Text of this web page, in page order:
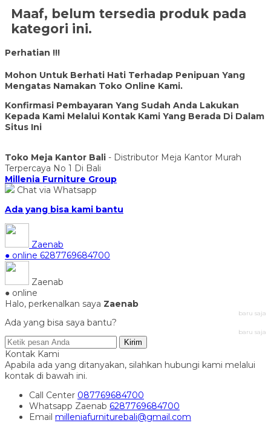
Maaf, belum tersedia produk pada
kategori ini.
Perhatian !!!
Mohon Untuk Berhati Hati Terhadap Penipuan Yang
Mengatas Namakan Toko Online Kami.
Konfirmasi Pembayaran Yang Sudah Anda Lakukan
Kepada Kami Melalui Kontak Kami Yang Berada Di Dalam
Situs Ini
Toko Meja Kantor Bali - Distributor Meja Kantor Murah
Terpercaya No 1 Di Bali
Millenia Furniture Group
Chat via Whatsapp
Ada yang bisa kami bantu
Zaenab
● online 6287769684700
Zaenab
● online
Halo, perkenalkan saya Zaenab
baru saja
Ada yang bisa saya bantu?
baru saja
Kirim
Kontak Kami
Apabila ada yang ditanyakan, silahkan hubungi kami melalui
kontak di bawah ini.
Call Center 087769684700
Whatsapp Zaenab 6287769684700
Email milleniafurniturebali@gmail.com